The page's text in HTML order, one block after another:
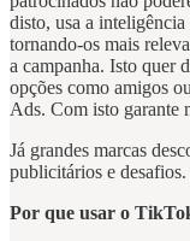
disto, usa a
tornando-os mais
a campanha. Isto quer
opções como amigos
Ads. Com isto garante
Já grandes marcas
publicitários e desafios.
Por que usar o